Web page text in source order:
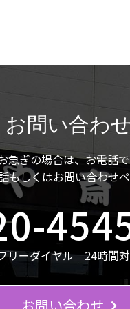
お問い合わせ
急ぎの場合は、お電話で
もしくはお問い合わせ
リーダイヤル 24時間
お問い合わせ